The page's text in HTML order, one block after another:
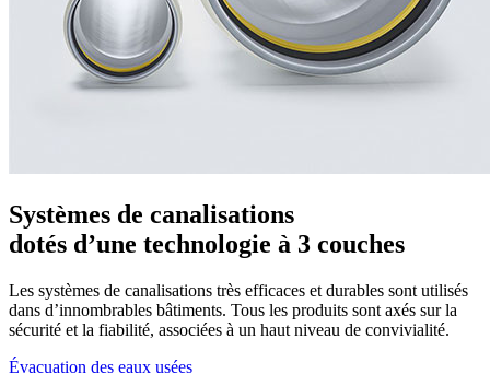
Systèmes de canalisations
dotés d’une technologie à 3 couches
Les systèmes de canalisations très efficaces et durables sont utilisés
dans d’innombrables bâtiments. Tous les produits sont axés sur la
sécurité et la fiabilité, associées à un haut niveau de convivialité.
Évacuation des eaux usées